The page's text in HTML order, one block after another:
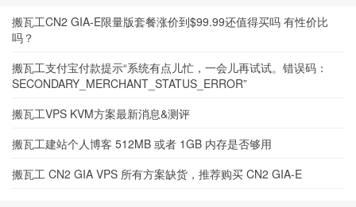
搬瓦工CN2 GIA-E限量版套餐涨价到$99.99还值得买吗 有性价比
吗？
搬瓦工支付宝付款提示“系统有点儿忙，一会儿再试试。错误码：
SECONDARY_MERCHANT_STATUS_ERROR”
搬瓦工VPS KVM方案最新消息&测评
搬瓦工建站个人博客 512MB 或者 1GB 内存是否够用
搬瓦工 CN2 GIA VPS 所有方案缺货，推荐购买 CN2 GIA-E